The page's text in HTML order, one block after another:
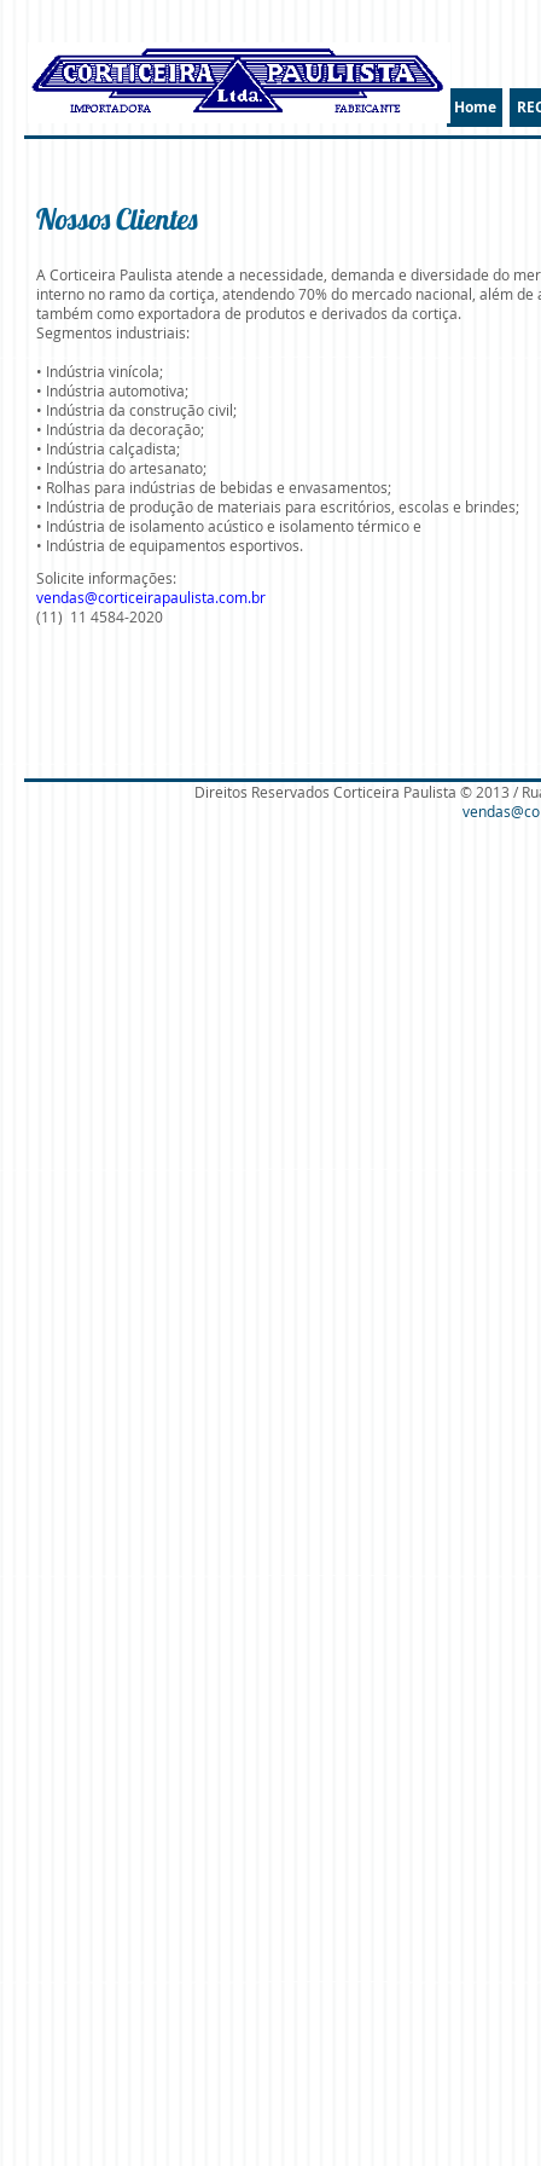
Home
Nossos Clientes
A Corticeira Paulista atende a necessidade, demanda e diversidade do
interno no ramo da cortiça, atendendo 70% do mercado nacional, além de
também como exportadora de produtos e derivados da cortiça.
Segmentos industriais:
• Indústria vinícola;
• Indústria automotiva;
• Indústria da construção civil;
• Indústria da decoração;
• Indústria calçadista;
• Indústria do artesanato;
• Rolhas para indústrias de bebidas e envasamentos;
• Indústria de produção de materiais para escritórios, escolas e brindes;
• Indústria de isolamento acústico e isolamento térmico e
• Indústria de equipamentos esportivos.
Solicite informações:
vendas@corticeirapaulista.com.br
(11) 11 4584-2020
Direitos Reservados Corticeira Paulista © 2013 /